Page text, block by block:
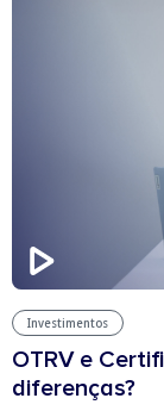
Investimentos
OTRV e
diferenças?